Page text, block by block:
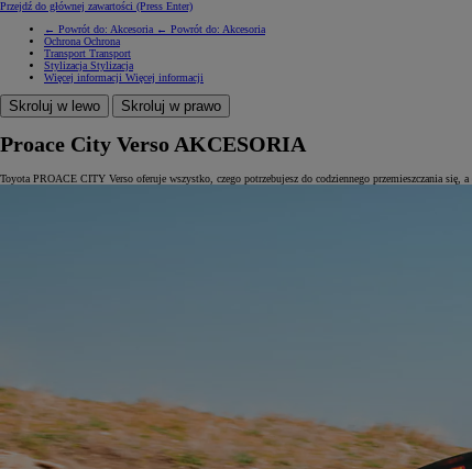
Przejdź do głównej zawartości (Press Enter)
← Powrót do: Akcesoria ← Powrót do: Akcesoria
Ochrona Ochrona
Transport Transport
Stylizacja Stylizacja
Więcej informacji Więcej informacji
Skroluj w lewo Skroluj w prawo
Proace City Verso AKCESORIA
Toyota PROACE CITY Verso oferuje wszystko, czego potrzebujesz do codziennego przemieszczania się,